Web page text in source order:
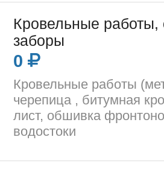
Кровельные работы,
заборы
0
Кровельные работы
черепица , битумная
лист, обшивка
водостоки